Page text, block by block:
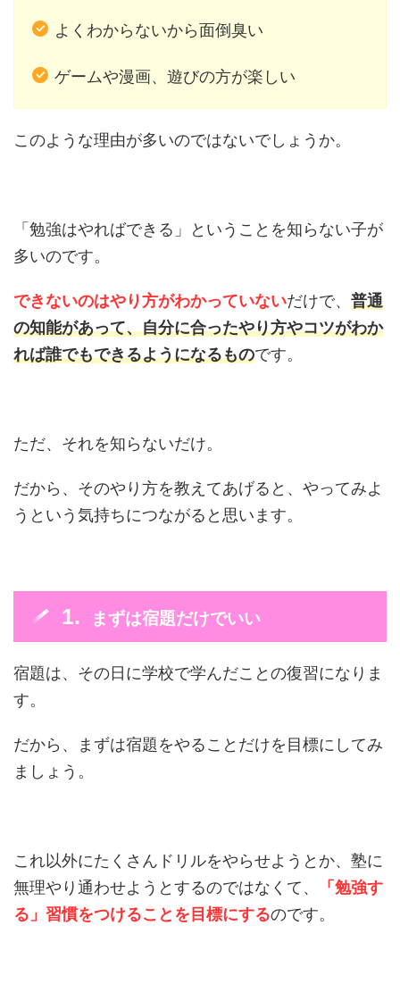
よくわからないから面倒臭い
ゲームや漫画、遊びの方が楽しい
このような理由が多いのではないでしょうか。
「勉強はやればできる」ということを知らない子が
多いのです。
できないのはやり方がわかっていないだけで、 普通
の知能があって、自分に合ったやり方やコツがわか
れば誰でもできるようになるものです。
ただ、それを知らないだけ。
だから、そのやり方を教えてあげると、やってみよ
うという気持ちにつながると思います。
まずは宿題だけでいい
宿題は、その日に学校で学んだことの復習になりま
す。
だから、まずは宿題をやることだけを目標にしてみ
ましょう。
これ以外にたくさんドリルをやらせようとか、塾に
無理やり通わせようとするのではなくて、
「勉強す
る」習慣をつけることを目標にするのです。